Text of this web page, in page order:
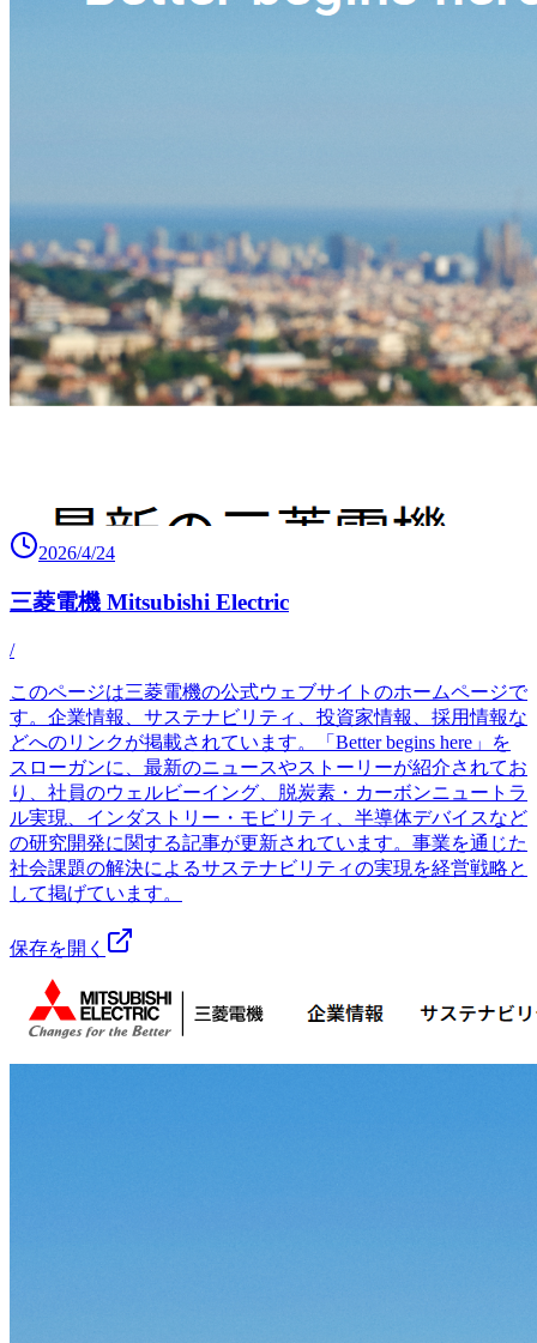
2026/4/24
三菱電機 Mitsubishi Electric
/
このページは三菱電機の公式ウェブサイトのホームページで
す。企業情報、サステナビリティ、投資家情報、採用情報な
どへのリンクが掲載されています。「Better begins here」を
スローガンに、最新のニュースやストーリーが紹介されてお
り、社員のウェルビーイング、脱炭素・カーボンニュートラ
ル実現、インダストリー・モビリティ、半導体デバイスなど
の研究開発に関する記事が更新されています。事業を通じた
社会課題の解決によるサステナビリティの実現を経営戦略と
して掲げています。
保存を開く